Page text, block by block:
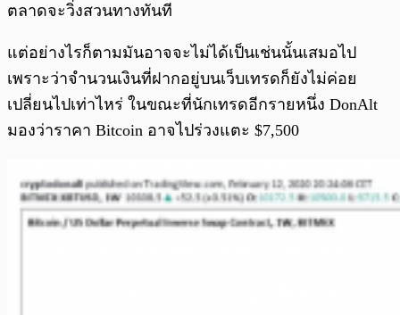
ตลาดจะวิ่งสวนทางทันที
แต่อย่างไรก็ตามมันอาจจะไม่ได้เป็นเช่นนั้นเสมอไป
เพราะว่าจำนวนเงินที่ฝากอยู่บนเว็บเทรดก็ยังไม่ค่อย
เปลี่ยนไปเท่าไหร่ ในขณะที่นักเทรดอีกรายหนึ่ง DonAlt
มองว่าราคา Bitcoin อาจไปร่วงแตะ $7,500